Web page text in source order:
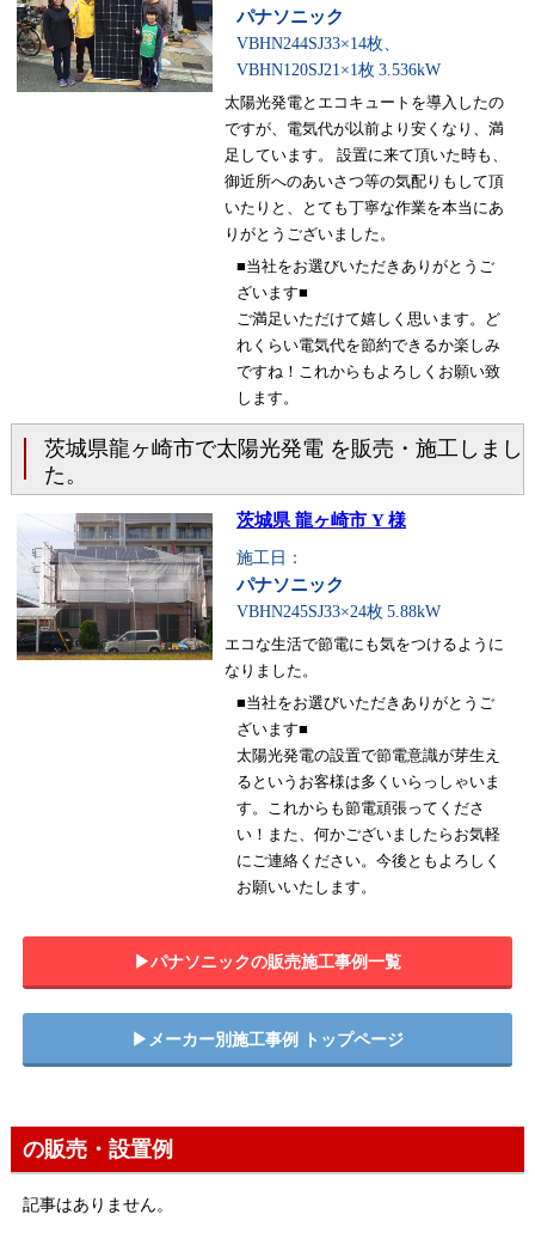
パナソニック
VBHN244SJ33×14枚、
VBHN120SJ21×1枚 3.536kW
太陽光発電とエコキュートを導入したの
ですが、電気代が以前より安くなり、満
足しています。 設置に来て頂いた時も、
御近所へのあいさつ等の気配りもして頂
いたりと、とても丁寧な作業を本当にあ
りがとうございました。
■当社をお選びいただきありがとうご
ざいます■
ご満足いただけて嬉しく思います。ど
れくらい電気代を節約できるか楽しみ
ですね！これからもよろしくお願い致
します。
茨城県龍ヶ崎市で太陽光発電 を販売・施工しまし
た。
茨城県 龍ヶ崎市 Y 様
施工日：
パナソニック
VBHN245SJ33×24枚 5.88kW
エコな生活で節電にも気をつけるように
なりました。
■当社をお選びいただきありがとうご
ざいます■
太陽光発電の設置で節電意識が芽生え
るというお客様は多くいらっしゃいま
す。これからも節電頑張ってくださ
い！また、何かございましたらお気軽
にご連絡ください。今後ともよろしく
お願いいたします。
▶︎パナソニックの販売施工事例一覧
▶︎メーカー別施工事例 トップページ
の販売・設置例
記事はありません。